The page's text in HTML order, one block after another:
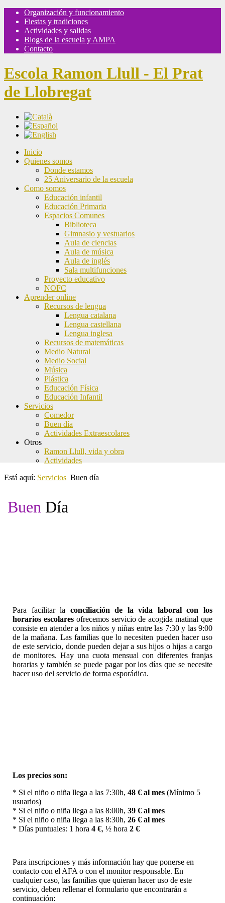
Organización y funcionamiento
Fiestas y tradiciones
Actividades y salidas
Blogs de la escuela y AMPA
Contacto
Escola Ramon Llull - El Prat
de Llobregat
Inicio
Quienes somos
Donde estamos
25 Aniversario de la escuela
Como somos
Educación infantil
Educación Primaria
Espacios Comunes
Biblioteca
Gimnasio y vestuarios
Aula de ciencias
Aula de música
Aula de inglés
Sala multifunciones
Proyecto educativo
NOFC
Aprender online
Recursos de lengua
Lengua catalana
Lengua castellana
Lengua inglesa
Recursos de matemáticas
Medio Natural
Medio Social
Música
Plástica
Educación Física
Educación Infantil
Servicios
Comedor
Buen día
Actividades Extraescolares
Otros
Ramon Llull, vida y obra
Actividades
Está aquí: Servicios Buen día
Buen Día
Para facilitar la conciliación de la vida
laboral con los
horarios escolares ofrecemos servicio de acogida matinal que
consiste en atender a los niños y niñas entre las 7:30 y las 9:00
de la mañana. Las familias que lo necesiten pueden hacer uso
de este servicio, donde pueden dejar a sus hijos o hijas a cargo
de monitores. Hay una cuota mensual con diferentes franjas
horarias y también se puede pagar por los días que se necesite
hacer uso del servicio de forma esporádica.
Los precios son:
* Si el niño o niña llega a las 7:30h, 48 € al mes (Mínimo 5
usuarios)
* Si el niño o niña llega a las 8:00h, 39 € al mes
* Si el niño o niña llega a las 8:30h, 26 € al mes
* Días puntuales: 1 hora 4 €, ½ hora 2 €
Para inscripciones y más información hay que ponerse en
contacto con el AFA o con el monitor responsable. En
cualquier caso, las familias que quieran hacer uso de este
servicio, deben rellenarel formulario que encontrarán a
continuación: